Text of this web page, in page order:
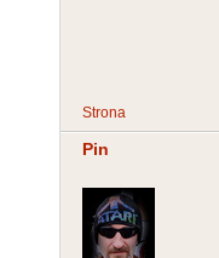
Strona
Pin